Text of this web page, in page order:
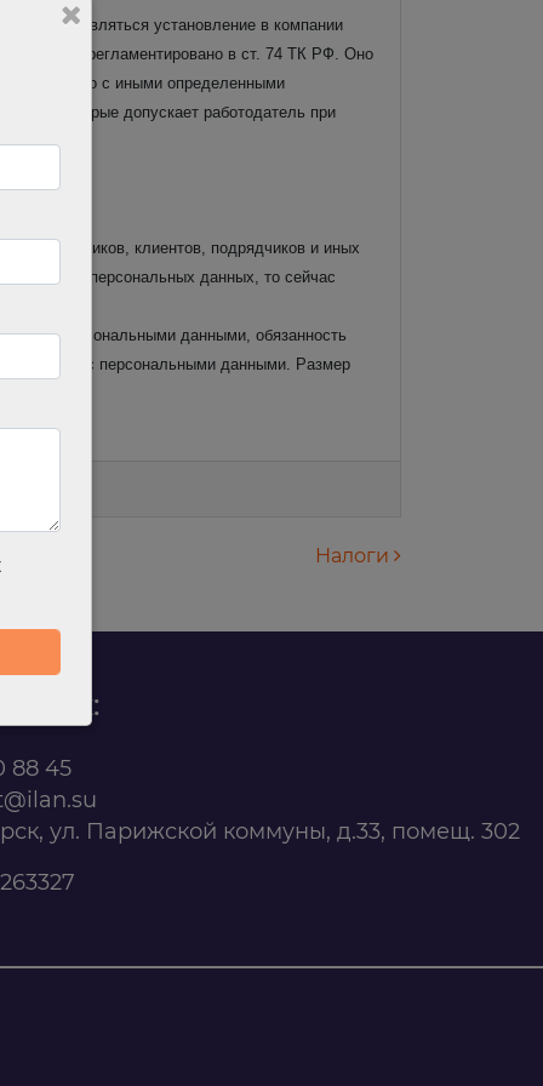
может являться установление в компании
строго регламентировано в ст. 74 ТК РФ. Оно
связано с иными определенными
которые допускает работодатель при
сотрудников, клиентов, подрядчиков и иных
персональных данных, то сейчас
с персональными данными, обязанность
работы с персональными данными. Размер
Налоги
88 45
ул. Парижской коммуны, д.33, помещ. 302